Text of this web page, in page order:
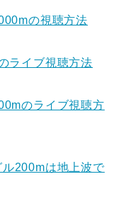
の視聴方法
ライブ視聴方法
のライブ視聴方
200mは地上波で